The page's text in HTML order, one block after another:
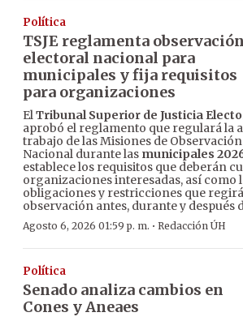
Política
TSJE reglamenta observación
electoral nacional para
municipales y fija requisitos
para organizaciones
ElTribunal Superior de Justicia
aprobó el reglamento que regulará la
trabajo de las Misiones de
Nacional durante las municipales
establece los requisitos que deberán
organizaciones interesadas, así como
obligaciones y restricciones que
observación antes, durante y después
Agosto 6, 2026 01:59 p. m. · Redacción ÚH
Política
Senado analiza cambios en
Cones y Aneaes